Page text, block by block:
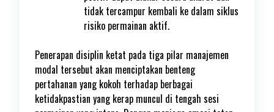
tidak tercampur kembali ke dalam siklus
risiko permainan aktif.
Penerapan disiplin ketat pada tiga pilar manajemen
modal tersebut akan menciptakan benteng
pertahanan yang kokoh terhadap berbagai
ketidakpastian yang kerap muncul di tengah sesi